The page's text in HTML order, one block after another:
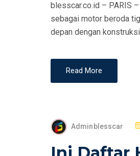
blesscar.co.id – PARIS
sebagai motor beroda
depan dengan
Read More
Adminblesscar